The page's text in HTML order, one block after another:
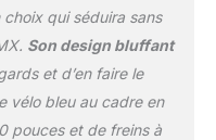
qui séduira sans
Son design bluffant
et d’en faire le
vélo bleu au cadre en
pouces et de freins à